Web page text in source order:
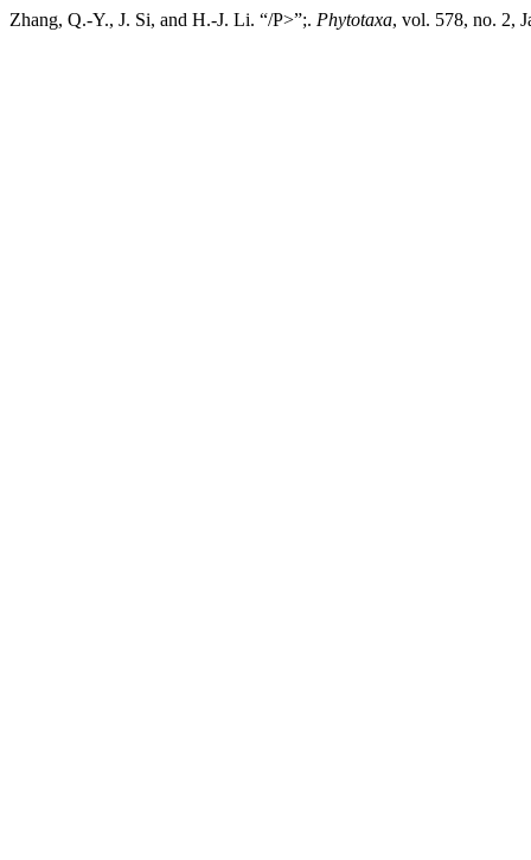
Zhang, Q.-Y., J. Si, and H.-J. Li. “/P>”;. Phytotaxa, vol. 578, no. 2,